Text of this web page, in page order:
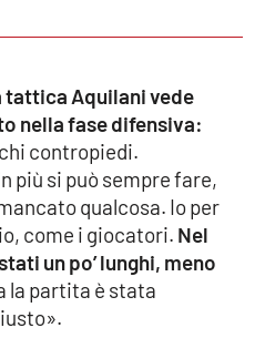
tattica Aquilani vede
nella fase difensiva:
contropiedi.
più si può sempre fare,
qualcosa. Io per
come i giocatori. Nel
un po’ lunghi, meno
la partita è stata